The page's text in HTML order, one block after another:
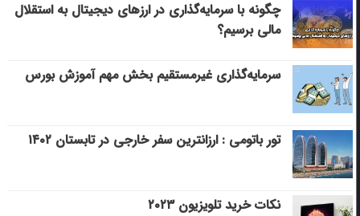
چگونه با سرمایه‌گذاری در ارزهای دیجیتال به استقلال
مالی برسیم؟
سرمایه‌گذاری غیرمستقیم بخش مهم آموزش بورس
تور باتومی : ارزانترین سفر خارجی در تابستان ۱۴۰۲
نکات خرید تلویزیون ۲۰۲۳